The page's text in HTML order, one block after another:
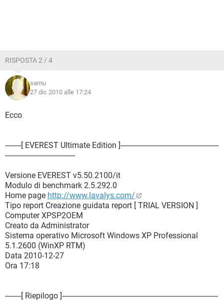
RISPOSTA 2 / 4
samu
27 dic 2010 alle 17:24
Ecco
--------[ EVEREST Ultimate Edition ]-------------------------------------------------
-----------------------------------
Versione EVEREST v5.50.2100/it
Modulo di benchmark 2.5.292.0
Home page http://www.lavalys.com/
Tipo report Creazione guidata report [ TRIAL VERSION ]
Computer XPSP2OEM
Creato da Administrator
Sistema operativo Microsoft Windows XP Professional
5.1.2600 (WinXP RTM)
Data 2010-12-27
Ora 17:18
--------[ Riepilogo ]------------------------------------------------------------------------------